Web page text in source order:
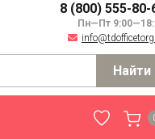
8 (800) 555-80-
Пн—Пт
Найти